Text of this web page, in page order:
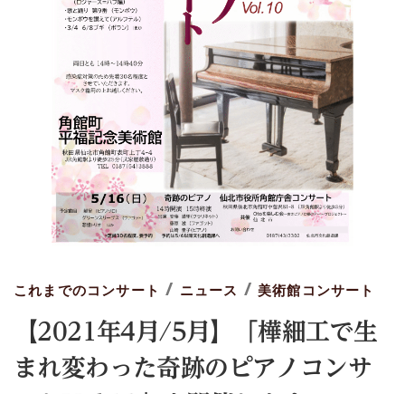
これまでのコンサート / ニュース /美術館コンサート
【2021年4月/5月】「樺細工で生
まれ変わった奇跡のピアノコンサ